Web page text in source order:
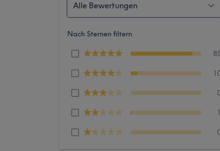
Alle Bewertungen
Nach Sternen filtern
1